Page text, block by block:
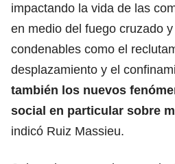
impactando la vida de las
en medio del fuego cruzado
condenables como el
desplazamiento y el
también los nuevos
social en particular sobre
indicó Ruiz Massieu.